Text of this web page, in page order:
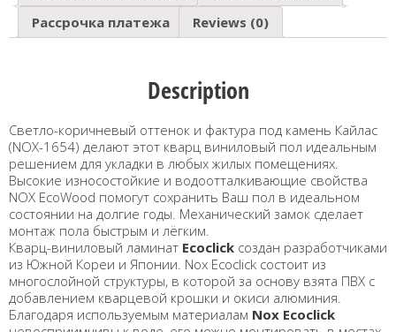
Рассрочка платежа
Reviews (0)
Description
Светло-коричневый оттенок и фактура под камень Кайлас
(NOX-1654) делают этот кварц виниловый пол идеальным
решением для укладки в любых жилых помещениях.
Высокие износостойкие и водоотталкивающие свойства
NOX EcoWood помогут сохранить Ваш пол в идеальном
состоянии на долгие годы. Механический замок сделает
монтаж пола быстрым и лёгким.
Кварц-виниловый ламинат Ecoclick создан разработчиками
из Южной Кореи и Японии. Nox Ecoclick состоит из
многослойной структуры, в которой за основу взята ПВХ с
добавлением кварцевой крошки и окиси алюминия.
Благодаря используемым материалам Nox Ecoclick